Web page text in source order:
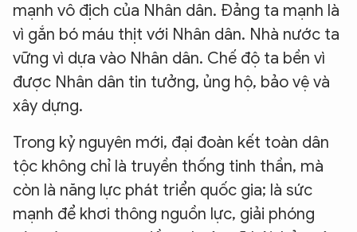
mạnh vô địch của Nhân dân. Đảng ta mạnh là
vì gắn bó máu thịt với Nhân dân. Nhà nước ta
vững vì dựa vào Nhân dân. Chế độ ta bền vì
được Nhân dân tin tưởng, ủng hộ, bảo vệ và
xây dựng.
Trong kỷ nguyên mới, đại đoàn kết toàn dân
tộc không chỉ là truyền thống tinh thần, mà
còn là năng lực phát triển quốc gia; là sức
mạnh để khơi thông nguồn lực, giải phóng